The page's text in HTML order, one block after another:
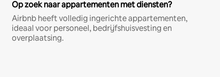
Op zoek naar appartementen met diensten?
Airbnb heeft volledig ingerichte appartementen,
ideaal voor personeel, bedrijfshuisvesting en
overplaatsing.